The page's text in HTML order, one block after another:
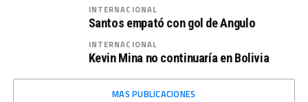
INTERNACIONAL
Santos empató con gol de Angulo
INTERNACIONAL
Kevin Mina no continuaría en Bolivia
MAS PUBLICACIONES